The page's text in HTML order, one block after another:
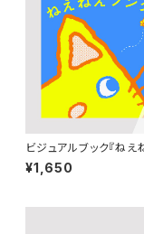
ビジュアルブック『ねえ
タン』絵：キヨノサチコ
佐々木俊（AYOND）
¥1,650